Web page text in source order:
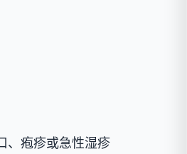
疱疹或急性湿疹